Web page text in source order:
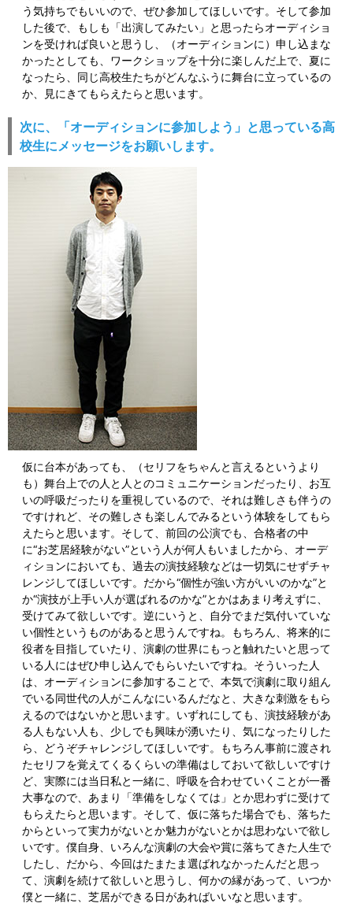
う気持ちでもいいので、ぜひ参加してほしいです。そして参加
した後で、もしも「出演してみたい」と思ったらオーディショ
ンを受ければ良いと思うし、（オーディションに）申し込まな
かったとしても、ワークショップを十分に楽しんだ上で、夏に
なったら、同じ高校生たちがどんなふうに舞台に立っているの
か、見にきてもらえたらと思います。
次に、「オーディションに参加しよう」と思っている高
校生にメッセージをお願いします。
仮に台本があっても、（セリフをちゃんと言えるというより
も）舞台上での人と人とのコミュニケーションだったり、お互
いの呼吸だったりを重視しているので、それは難しさも伴うの
ですけれど、その難しさも楽しんでみるという体験をしてもら
えたらと思います。そして、前回の公演でも、合格者の中
に“お芝居経験がない”という人が何人もいましたから、オーデ
ィションにおいても、過去の演技経験などは一切気にせずチャ
レンジしてほしいです。だから“個性が強い方がいいのかな”と
か“演技が上手い人が選ばれるのかな”とかはあまり考えずに、
受けてみて欲しいです。逆にいうと、自分でまだ気付いていな
い個性というものがあると思うんですね。もちろん、将来的に
役者を目指していたり、演劇の世界にもっと触れたいと思って
いる人にはぜひ申し込んでもらいたいですね。そういった人
は、オーディションに参加することで、本気で演劇に取り組ん
でいる同世代の人がこんなにいるんだなと、大きな刺激をもら
えるのではないかと思います。いずれにしても、演技経験があ
る人もない人も、少しでも興味が湧いたり、気になったりした
ら、どうぞチャレンジしてほしいです。もちろん事前に渡され
たセリフを覚えてくるくらいの準備はしておいて欲しいですけ
ど、実際には当日私と一緒に、呼吸を合わせていくことが一番
大事なので、あまり「準備をしなくては」とか思わずに受けて
もらえたらと思います。そして、仮に落ちた場合でも、落ちた
からといって実力がないとか魅力がないとかは思わないで欲し
いです。僕自身、いろんな演劇の大会や賞に落ちてきた人生で
したし、だから、今回はたまたま選ばれなかったんだと思っ
て、演劇を続けて欲しいと思うし、何かの縁があって、いつか
僕と一緒に、芝居ができる日があればいいなと思います。